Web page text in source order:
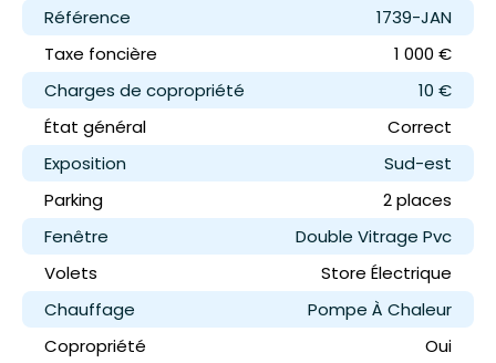
Référence
1739-JAN
Taxe foncière
1 000 €
Charges de copropriété
10 €
État général
Correct
Exposition
Sud-est
Parking
2 places
Fenêtre
Double Vitrage Pvc
Volets
Store Électrique
Chauffage
Pompe À Chaleur
Copropriété
Oui